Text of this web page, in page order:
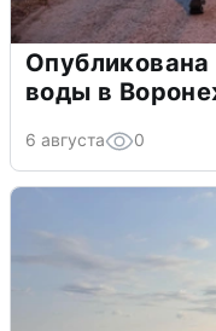
воды в
6 августа 0